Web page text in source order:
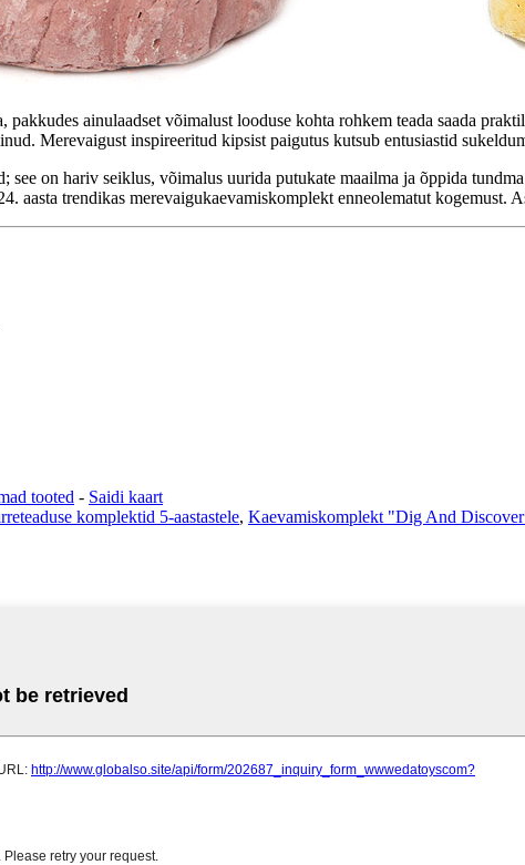
ainulaadset võimalust looduse kohta rohkem teada saada
Merevaigust inspireeritud kipsist paigutus kutsub entusiastid
see on hariv seiklus, võimalus uurida putukate maailma ja õppida
aasta trendikas merevaigukaevamiskomplekt enneolematut kogemust.
tooted - Saidi kaart
komplektid 5-aastastele, Kaevamiskomplekt "Dig And